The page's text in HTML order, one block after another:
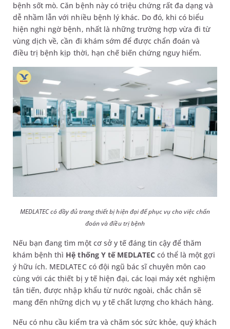
bệnh sốt mò. Căn bệnh này có triệu chứng rất đa dạng và
dễ nhầm lẫn với nhiều bệnh lý khác. Do đó, khi có biểu
hiện nghi ngờ bệnh, nhất là những trường hợp vừa đi từ
vùng dịch về, cần đi khám sớm để được chẩn đoán và
điều trị bệnh kịp thời, hạn chế biến chứng nguy hiểm.
MEDLATEC có đầy đủ trang thiết bị hiện đại để phục vụ cho việc chẩn
đoán và điều trị bệnh
Nếu bạn đang tìm một cơ sở y tế đáng tin cậy để thăm
khám bệnh thì Hệ thống Y tế MEDLATEC có thể là một gợi
ý hữu ích. MEDLATEC có đội ngũ bác sĩ chuyên môn cao
cùng với các thiết bị y tế hiện đại, các loại máy xét nghiệm
tân tiến, được nhập khẩu từ nước ngoài, chắc chắn sẽ
mang đến những dịch vụ y tế chất lượng cho khách hàng.
Nếu có nhu cầu kiểm tra và chăm sóc sức khỏe, quý khách